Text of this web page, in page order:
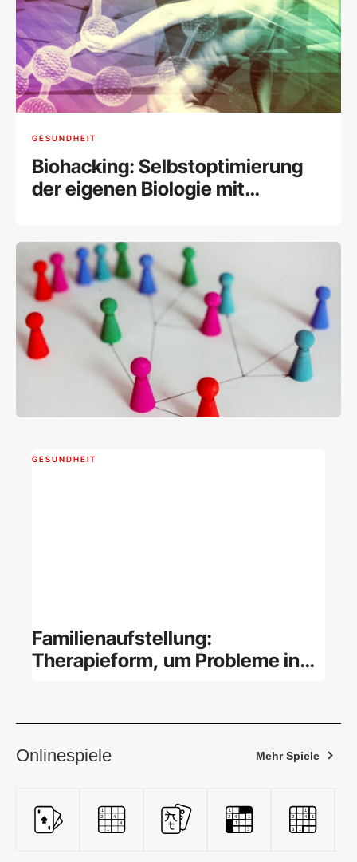
GESUNDHEIT
Biohacking: Selbstoptimierung
der eigenen Biologie mit
GESUNDHEIT
Familienaufstellung:
Therapieform, um Probleme in
Onlinespiele Mehr Spiele